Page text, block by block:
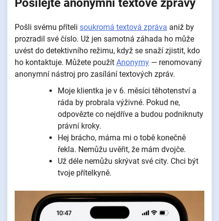
Posílejte anonymní textové zprávy
Pošli svému příteli soukromá textová zpráva aniž by
prozradil své číslo. Už jen samotná záhada ho může
uvést do detektivního režimu, když se snaží zjistit, kdo
ho kontaktuje. Můžete použít Anonymy — renomovaný
anonymní nástroj pro zasílání textových zpráv.
Moje klientka je v 6. měsíci těhotenství a
ráda by probrala výživné. Pokud ne,
odpovězte co nejdříve a budou podniknuty
právní kroky.
Hej brácho, máma mi o tobě konečně
řekla. Nemůžu uvěřit, že mám dvojče.
Už déle nemůžu skrývat své city. Chci být
tvoje přítelkyně.